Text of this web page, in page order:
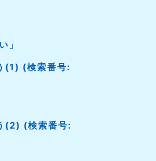
」
(検索番号:
(検索番号: